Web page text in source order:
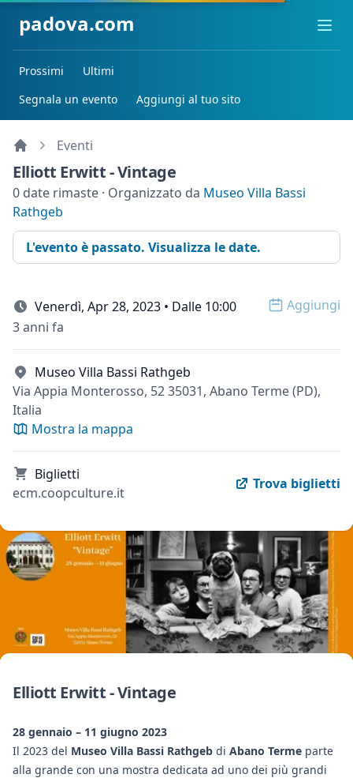
padova.com
Prossimi
Ultimi
Segnala un evento
Aggiungi al tuo sito
Eventi
Elliott Erwitt - Vintage
0 date rimaste · Organizzato da Museo Villa Bassi
Rathgeb
L'evento è passato. Visualizza le date.
Venerdì, Apr 28, 2023 • Dalle 10:00 Open
Aggiungi
3 anni fa
Museo Villa Bassi Rathgeb
Via Appia Monterosso, 52 35031, Abano Terme (PD),
Italia
Mostra la mappa
Biglietti
ecm.coopculture.it
Trova biglietti
Elliott Erwitt - Vintage
28 gennaio – 11 giugno 2023
Il 2023 del Museo Villa Bassi Rathgeb di Abano Terme parte
alla grande con una mostra dedicata ad uno dei più grandi